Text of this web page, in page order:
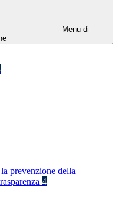
Menu di
prevenzione della
4